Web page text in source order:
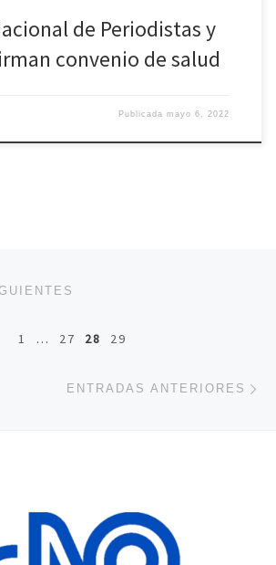
de Periodistas y
convenio de salud
Publicadamayo 6, 2022
de entradas
1 … 27 28 29
ENTRADAS ANTERIORES